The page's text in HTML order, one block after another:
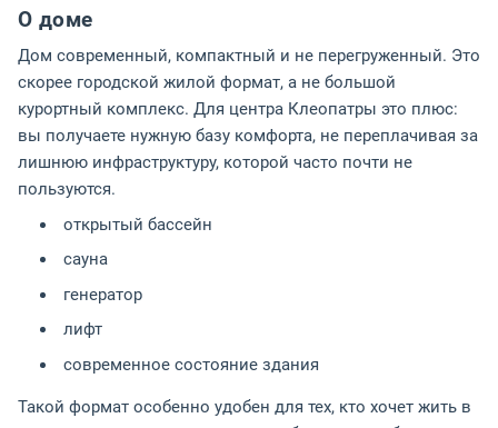
О доме
Дом современный, компактный и не перегруженный. Это
скорее городской жилой формат, а не большой
курортный комплекс. Для центра Клеопатры это плюс:
вы получаете нужную базу комфорта, не переплачивая за
лишнюю инфраструктуру, которой часто почти не
пользуются.
открытый бассейн
сауна
генератор
лифт
современное состояние здания
Такой формат особенно удобен для тех, кто хочет жить в